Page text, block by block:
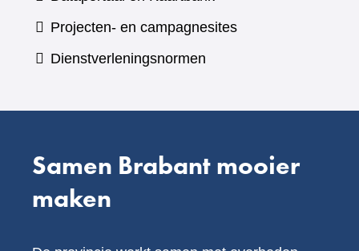
andere
website)
naar
Projecten- en campagnesites
Dienstverleningsnormen
Samen Brabant mooier
maken